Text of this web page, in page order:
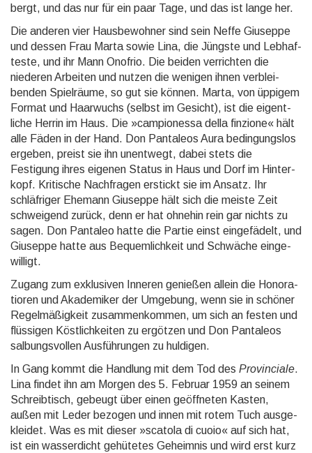
bergt, und das nur für ein paar Tage, und das ist lange her.
Die anderen vier Hausbewohner sind sein Neffe Giuseppe
und dessen Frau Marta sowie Lina, die Jüngste und Lebhaf­
teste, und ihr Mann Onofrio. Die beiden verrich­ten die
niederen Arbeiten und nutzen die wenigen ihnen verblei­
benden Spiel­räume, so gut sie können. Marta, von üppigem
Format und Haarwuchs (selbst im Gesicht), ist die eigent­
liche Herrin im Haus. Die »campio­nessa della finzione« hält
alle Fäden in der Hand. Don Pantaleos Aura bedin­gungs­los
ergeben, preist sie ihn unentwegt, dabei stets die
Festigung ihres eigenen Status in Haus und Dorf im Hinter­
kopf. Kritische Nach­fragen erstickt sie im Ansatz. Ihr
schläf­riger Ehemann Giuseppe hält sich die meiste Zeit
schwei­gend zurück, denn er hat ohnehin rein gar nichts zu
sagen. Don Pantaleo hatte die Partie einst einge­fädelt, und
Giuseppe hatte aus Bequem­lich­keit und Schwäche einge­
willigt.
Zugang zum exklusiven Inneren genießen allein die Honora­
tioren und Akade­miker der Umgebung, wenn sie in schöner
Regel­mäßig­keit zusam­men­kom­men, um sich an festen und
flüssigen Köst­lich­keiten zu ergötzen und Don Pantaleos
salbungs­vollen Ausfüh­rungen zu huldigen.
In Gang kommt die Handlung mit dem Tod des Provinciale.
Lina findet ihn am Morgen des 5. Februar 1959 an seinem
Schreib­tisch, gebeugt über einen geöff­neten Kasten,
außen mit Leder bezogen und innen mit rotem Tuch ausge­
kleidet. Was es mit dieser »scatola di cuoio« auf sich hat,
ist ein wasser­dicht gehütetes Geheimnis und wird erst kurz